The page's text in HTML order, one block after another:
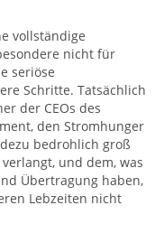
vollständige
nicht für
seriöse
Schritte. Tatsächlich
der CEOs des
den Stromhunger
bedrohlich groß
und dem, was
Übertragung haben,
Lebzeiten nicht